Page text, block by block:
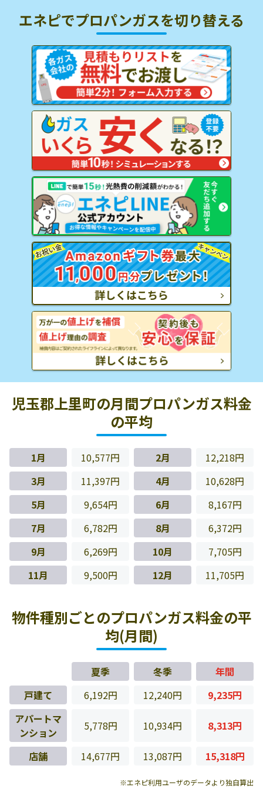
エネピでプロパンガスを切り替える
児玉郡上里町の月間プロパンガス料金
の平均
1月 10,577円 2月
12,218円
3月
11,397円 4月
10,628円
5月
9,654円 6月
8,167円
7月
6,782円 8月
6,372円
9月
6,269円 10月
7,705円
11月
9,500円 12月 11,705円
物件種別ごとのプロパンガス料金の平
均(月間)
夏季 冬季
年間
戸建て
6,192円 12,240円
9,235円
アパートマ
ンション
5,778円 10,934円 8,313円
店舗 14,677円 13,087円 15,318円
※エネピ利用ユーザのデータより独自算出